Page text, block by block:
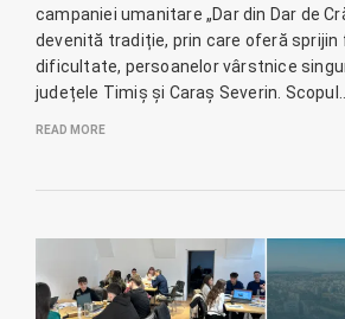
campaniei umanitare „Dar din Dar de
devenită tradiție, prin care oferă sprijin
dificultate, persoanelor vârstnice
județele Timiș și Caraș Severin. Scopul…
READ MORE